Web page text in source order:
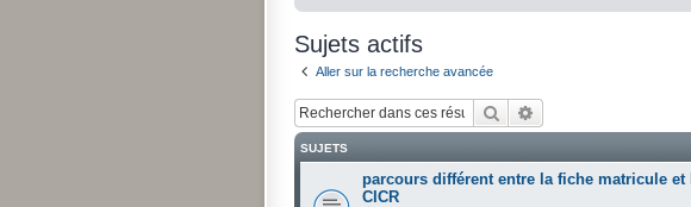
Sujets actifs
Aller sur la recherche avancée
Rechercher
SUJETS
parcours différent entre la fiche matricule et
CICR